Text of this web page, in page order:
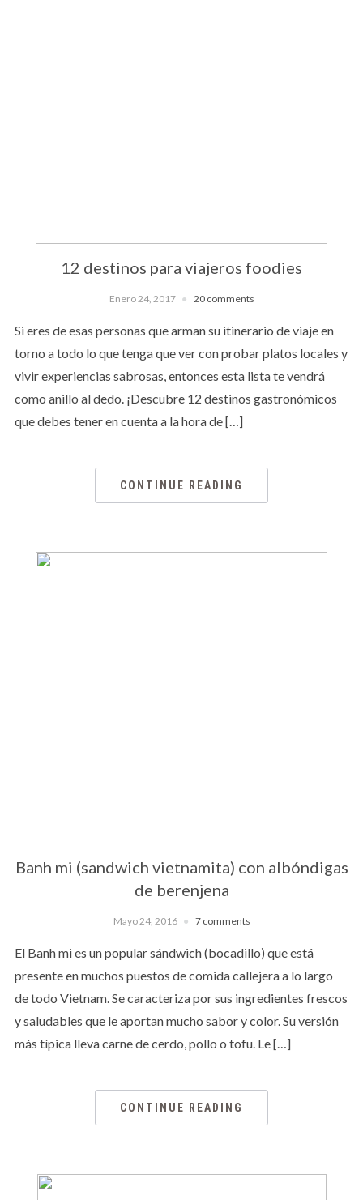
12 destinos para viajeros foodies
Enero 24, 2017 20 comments
Si eres de esas personas que arman su itinerario de viaje en
torno a todo lo que tenga que ver con probar platos locales y
vivir experiencias sabrosas, entonces esta lista te vendrá
como anillo al dedo. ¡Descubre 12 destinos gastronómicos
que debes tener en cuenta a la hora de […]
CONTINUE READING
Banh mi (sandwich vietnamita) con albóndigas
de berenjena
Mayo 24, 2016 7 comments
El Banh mi es un popular sándwich (bocadillo) que está
presente en muchos puestos de comida callejera a lo largo
de todo Vietnam. Se caracteriza por sus ingredientes frescos
y saludables que le aportan mucho sabor y color. Su versión
más típica lleva carne de cerdo, pollo o tofu. Le […]
CONTINUE READING